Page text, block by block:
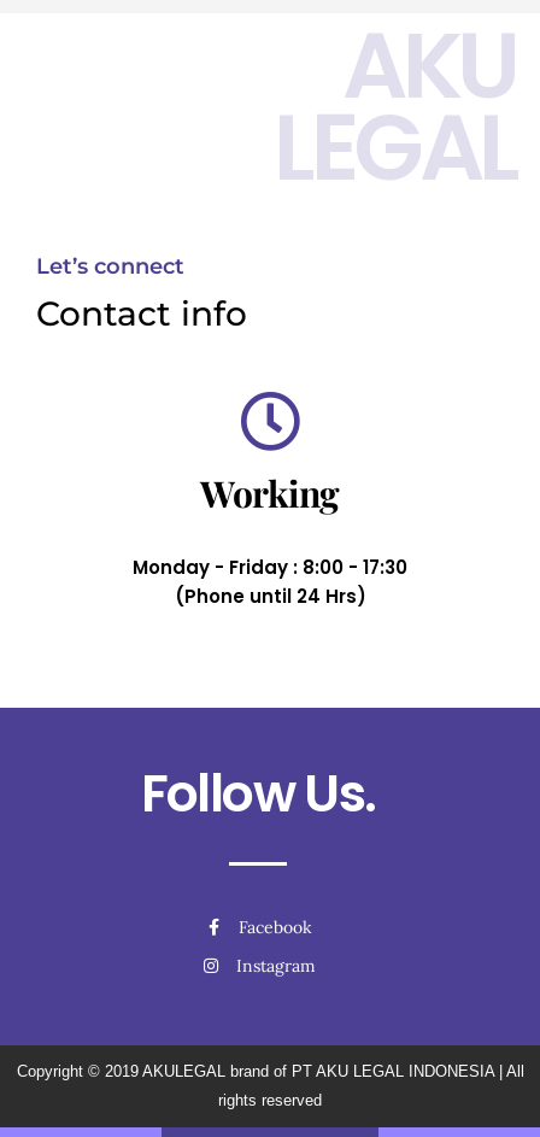
AKU
LEGAL
Let’s connect
Contact info
Working
Monday - Friday : 8:00 - 17:30
(Phone until 24 Hrs)
Follow Us.
Facebook
Instagram
Copyright © 2019 AKULEGAL brand of PT AKU LEGAL INDONESIA| All
rights reserved